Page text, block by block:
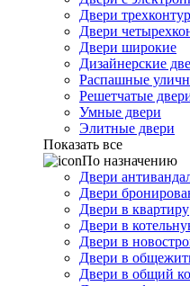
Двери
Двери
Двери широкие
Дизайнерские
Распашные
Решетчатые
Умные двери
Элитные двери
Показать все
По назначению
Двери
Двери
Двери в квартиру
Двери в
Двери в
Двери в
Двери в общий